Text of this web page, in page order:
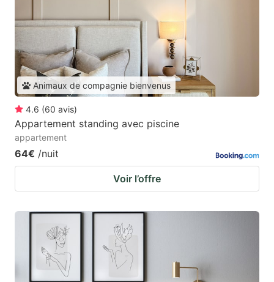
Animaux de compagnie bienvenus
4.6 (60 avis)
Appartement standing avec piscine
appartement
64€ /nuit
Voir l’offre